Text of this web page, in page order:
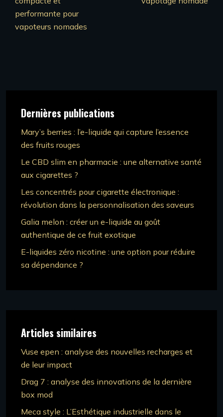
performante pour
vapoteurs nomades
Dernières publications
Mary’s berries : l’e-liquide qui capture l’essence
des fruits rouges
Le CBD slim en pharmacie : une alternative santé
aux cigarettes ?
Les concentrés pour cigarette électronique :
révolution dans la personnalisation des saveurs
Galia melon : créer un e-liquide au goût
authentique de ce fruit exotique
E-liquides zéro nicotine : une option pour réduire
sa dépendance ?
Articles similaires
Vuse epen : analyse des nouvelles recharges et
de leur impact
Drag 7 : analyse des innovations de la dernière
box mod
Meca style : L’Esthétique industrielle dans le